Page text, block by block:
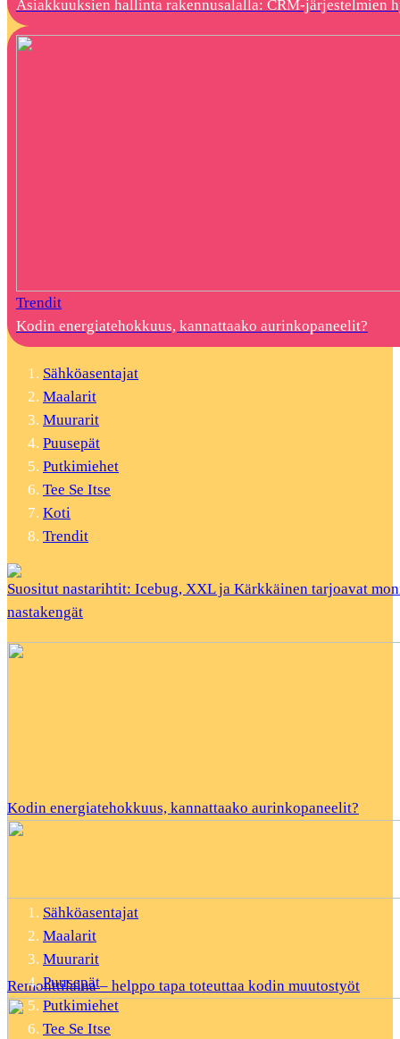
Asiakkuuksien hallinta rakennusalalla: CRM-järjestelmien
Trendit
Kodin energiatehokkuus, kannattaako aurinkopaneelit?
Sähköasentajat
Maalarit
Muurarit
Puusepät
Putkimiehet
Tee Se Itse
Koti
Trendit
Suositut nastarihtit: Icebug, XXL ja Kärkkäinen tarjoavat
nastakengät
Kodin energiatehokkuus, kannattaako aurinkopaneelit?
Remonttilaina – helppo tapa toteuttaa kodin muutostyöt
Sähköasentajat
Maalarit
Muurarit
Puusepät
Putkimiehet
Tee Se Itse